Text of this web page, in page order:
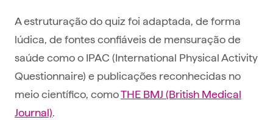
A estruturação do quiz foi adaptada, de forma
lúdica, de fontes confiáveis de mensuração de
saúde como o IPAC (International Physical Activity
Questionnaire) e publicações reconhecidas no
meio científico, comoTHE BMJ (British Medical
Journal).